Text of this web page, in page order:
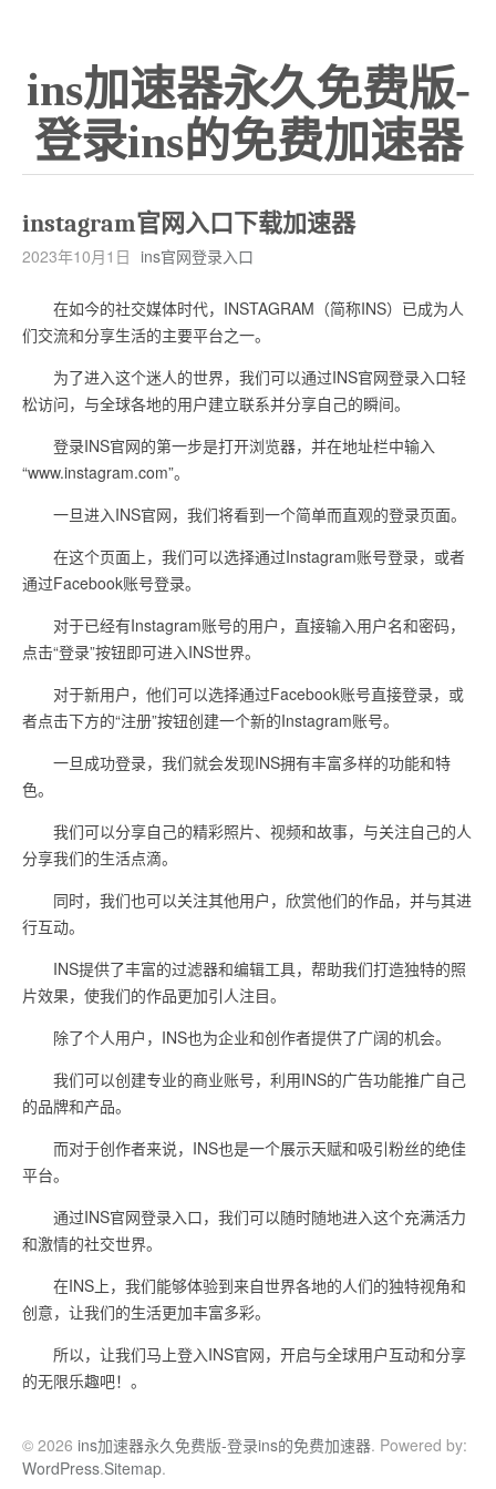
ins加速器永久免费版-
登录ins的免费加速器
instagram官网入口下载加速器
2023年10月1日 ins官网登录入口
在如今的社交媒体时代，INSTAGRAM（简称INS）已成为人
们交流和分享生活的主要平台之一。
为了进入这个迷人的世界，我们可以通过INS官网登录入口轻
松访问，与全球各地的用户建立联系并分享自己的瞬间。
登录INS官网的第一步是打开浏览器，并在地址栏中输入
“www.instagram.com”。
一旦进入INS官网，我们将看到一个简单而直观的登录页面。
在这个页面上，我们可以选择通过Instagram账号登录，或者
通过Facebook账号登录。
对于已经有Instagram账号的用户，直接输入用户名和密码，
点击“登录”按钮即可进入INS世界。
对于新用户，他们可以选择通过Facebook账号直接登录，或
者点击下方的“注册”按钮创建一个新的Instagram账号。
一旦成功登录，我们就会发现INS拥有丰富多样的功能和特
色。
我们可以分享自己的精彩照片、视频和故事，与关注自己的人
分享我们的生活点滴。
同时，我们也可以关注其他用户，欣赏他们的作品，并与其进
行互动。
INS提供了丰富的过滤器和编辑工具，帮助我们打造独特的照
片效果，使我们的作品更加引人注目。
除了个人用户，INS也为企业和创作者提供了广阔的机会。
我们可以创建专业的商业账号，利用INS的广告功能推广自己
的品牌和产品。
而对于创作者来说，INS也是一个展示天赋和吸引粉丝的绝佳
平台。
通过INS官网登录入口，我们可以随时随地进入这个充满活力
和激情的社交世界。
在INS上，我们能够体验到来自世界各地的人们的独特视角和
创意，让我们的生活更加丰富多彩。
所以，让我们马上登入INS官网，开启与全球用户互动和分享
的无限乐趣吧！。
© 2026 ins加速器永久免费版-登录ins的免费加速器. Powered by:
WordPress.Sitemap.